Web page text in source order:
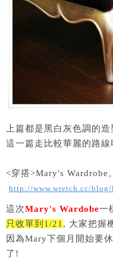
上篇都是黑白灰色調的造
這一篇走比較華麗的路線
<穿搭>Mary's Wardrobe
http://www.wretch.cc/blog/
這次Mary's Wardobe一
只收單到1/21 , 大家把握
因為Mary下個月開始要
了!